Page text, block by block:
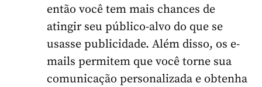
então você tem mais chances de
atingir seu público-alvo do que se
usasse publicidade. Além disso, os e-
mails permitem que você torne sua
comunicação personalizada e obtenha